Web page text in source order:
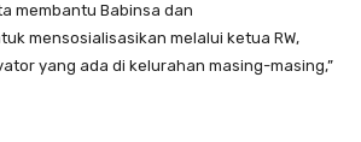
membantu Babinsa dan
mensosialisasikan melalui ketua RW,
yang ada di kelurahan masing-masing,”